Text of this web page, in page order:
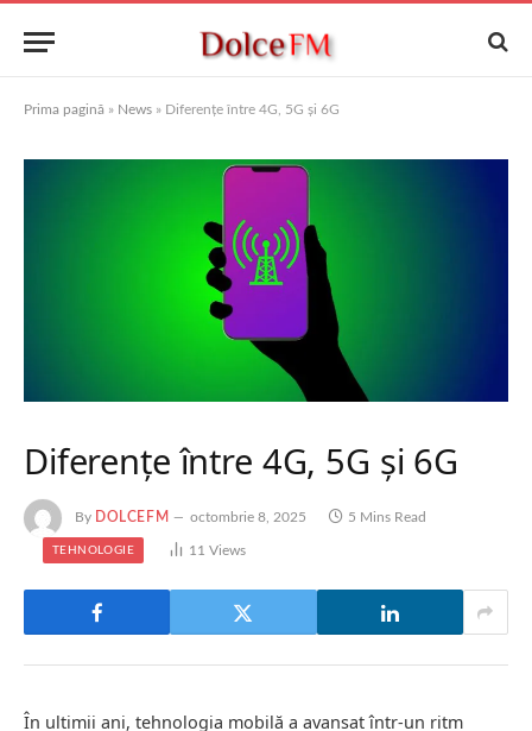
Prima pagină » News » Diferențe între 4G, 5G și 6G
Diferențe între 4G, 5G și 6G
By DOLCEFM octombrie 8, 2025 5 Mins Read
TEHNOLOGIE 11 Views
În ultimii ani, tehnologia mobilă a avansat într-un ritm